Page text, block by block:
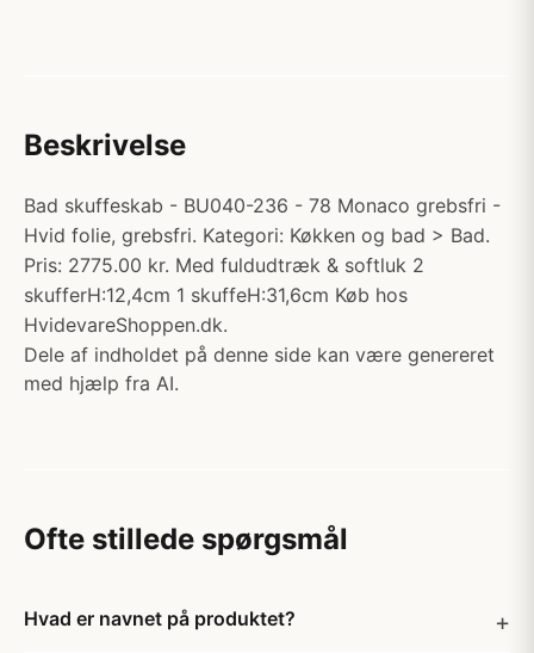
Beskrivelse
Bad skuffeskab - BU040-236 - 78 Monaco grebsfri -
Hvid folie, grebsfri. Kategori: Køkken og bad > Bad.
Pris: 2775.00 kr. Med fuldudtræk & softluk 2
skufferH:12,4cm 1 skuffeH:31,6cm Køb hos
HvidevareShoppen.dk.
Dele af indholdet på denne side kan være genereret
med hjælp fra AI.
Ofte stillede spørgsmål
Hvad er navnet på produktet?